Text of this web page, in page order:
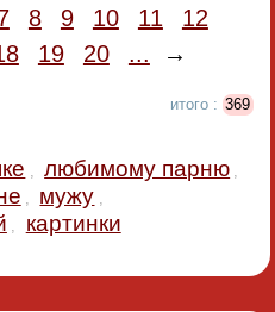
8 9 10 11
12
19 20 ... →
итого : 369
, любимому парню ,
, мужу ,
, картинки